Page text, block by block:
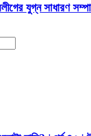
যুগ্ন সাধারণ